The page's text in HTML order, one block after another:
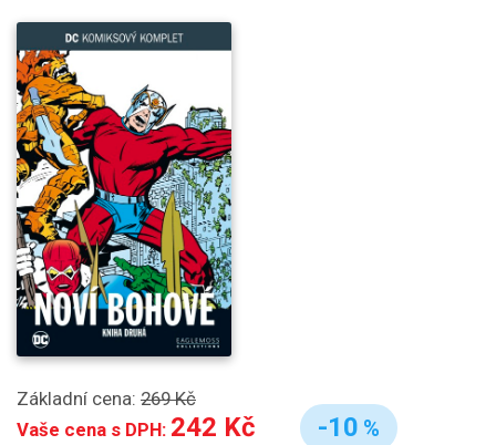
Základní cena: 269 Kč
Vaše cena s DPH: 242 Kč -10 %